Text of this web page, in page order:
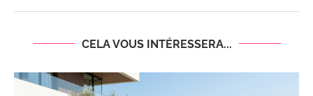
CELA VOUS INTÉRESSERA...